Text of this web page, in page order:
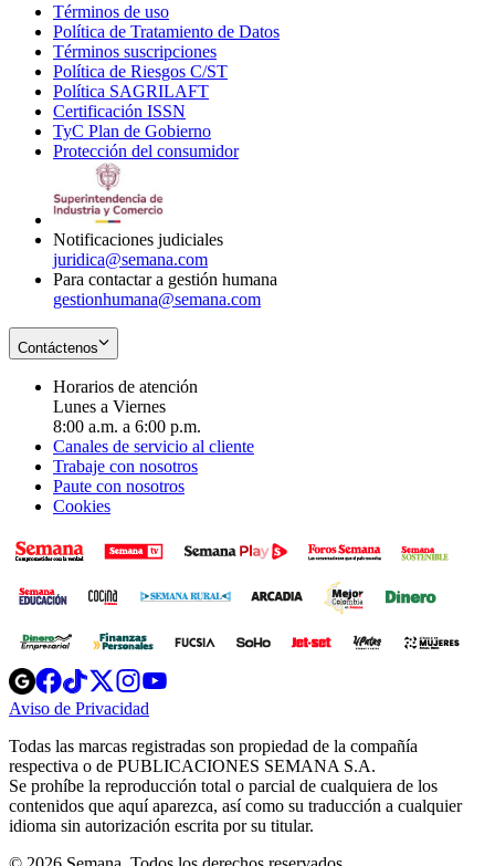
Términos de uso
in
new
window
Política de Tratamiento de Datos
Términos suscripciones
in
Política de Riesgos C/ST
Política SAGRILAFT
new
window
Certificación ISSN
in
new
TyC Plan de Gobierno
in
Protección del consumidorOpens
Notificaciones judiciales
juridica@semana.com
Para contactar a gestión humana
gestionhumana@semana.com
Contáctenos
Horarios de atención
Lunes a Viernes
8:00 a.m. a 6:00 p.m.
Canales de servicio al cliente
Trabaje con nosotros
Paute con nosotros
Cookies
Opens
in
new
Opens
in
new
Opens
in
new
window
Opens
new
windowwindow
Aviso de Privacidad
new
window
Todas las marcas registradas son propiedad de la compañía
respectiva o de PUBLICACIONES SEMANA S.A.
Se prohíbe la reproducción total o parcial de cualquiera de los
contenidos que aquí aparezca, así como su traducción a cualquier
idioma sin autorización escrita por su titular.